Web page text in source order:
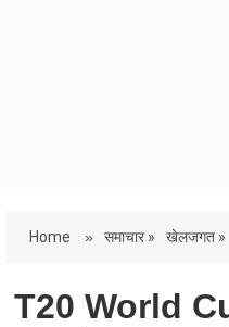
Home » समाचार » खेलजगत »
T20 World